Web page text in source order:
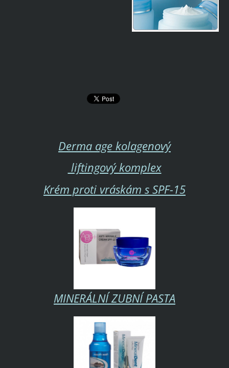
Derma age kolagenový
liftingový komplex
Krém proti vráskám s SPF-15
MINERÁLNÍ ZUBNÍ PASTA